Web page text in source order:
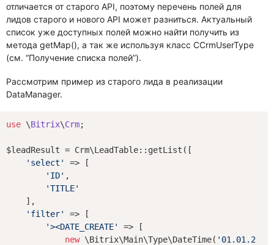
отличается от старого API, поэтому перечень полей для
лидов старого и нового API может разниться. Актуальный
список уже доступных полей можно найти получить из
метода getMap(), а так же используя класс CCrmUserType
(см. “Получение списка полей”).
Рассмотрим пример из старого лида в реализации
DataManager.
use \Bitrix\Crm;
$leadResult = Crm\LeadTable::getList([
'select'
=> [
'ID' ,
'TITLE'
    ],
'filter'
=> [
'><DATE_CREATE'
=> [
new \Bitrix\Main\Type\DateTime(